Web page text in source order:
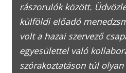
rászorulók között.
külföldi előadó
volt a hazai szervező
egyesülettel való
szórakoztatáson túl